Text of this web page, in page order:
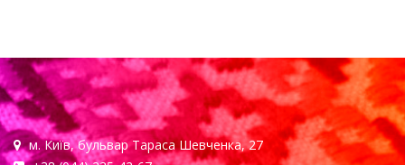
м. Київ, бульвар Тараса Шевченка, 27